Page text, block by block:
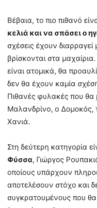
Βέβαια, το πιο πιθανό
κελιά και να σπάσει ο
σχέσεις έχουν
βρίσκονται στα
είναι ατομικά, θα
δεν θα έχουν καμία
Πιθανές φυλακές που θα
Μαλανδρίνο, ο Δομοκός,
Χανιά.
Στη δεύτερη κατηγορία
Φύσσα, Γιώργος
οποίους υπάρχουν
αποτελέσουν στόχο και
συγκρατουμένους που